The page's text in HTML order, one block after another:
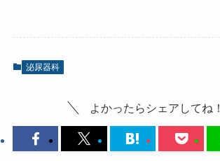
泌尿器科
よかったらシェアしてね！